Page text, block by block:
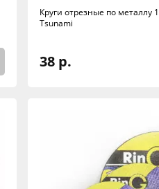
Круги отрезные по металлу
Tsunami
38 р.